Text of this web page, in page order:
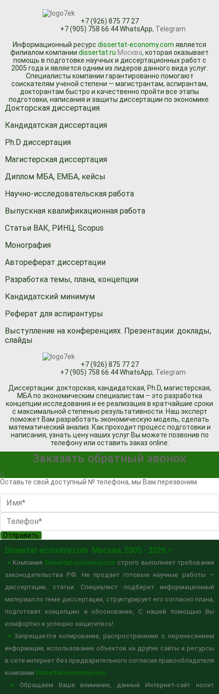
+7 (926) 875 77 27
+7 (905) 758 66 44 WhatsApp, Telegram
Информационный ресурc dissertat-economy.com является
филиалом компании dissertat.ru Москва, которая оказывает
помощь в подготовке научных и диссертационных работ с
2005 года и является одним из лидеров данного вида услуг.
Специалисты компании гарантированно помогают
соискателям ученой степени — магистрантам, аспирантам,
докторантам быстро и качественно пройти все этапы
подготовки, написания и защиты диссертации по экономике.
Докторская диссертация
Кандидатская диссертация
Ph.D диссертация
Магистерская диссертация
Диплом МБА, ЕМБА, кейсы
Научно-исследовательская работа
Выпускная квалификационная работа
Статьи ВАК, РИНЦ, Scopus
Монография
Автореферат диссертации
Разработка темы, плана, концепции
Кандидатский минимум
Реферат для аспирантуры
Выступление на конференциях. Презентации: доклады,
слайды
+7 (926) 875 77 27
+7 (905) 758 66 44 WhatsApp, Telegram
Диссертации: докторская, кандидатская, Ph.D, магистерская,
МБА по экономическим специалистам – это разработка
концепции исследования и ее реализация в кратчайшие сроки
с максимальной степенью результативности. Наш эксперт
поможет Вам разработать экономическую модель, сделать
математический анализ. Как проходит процесс подготовки и
написания, узнать цену наших услуг Вы можете позвонив по
телефону или оставить заказ online.
Заказать обратный звонок
Оставьте свой доступный № телефона, мы Вам перезвоним
Отправить
Dissertat-economy.com Москва, 2005 - 2026 г
>Компания Dissertat-economy.com строго выполняет требования
законодательства РФ. Не продает готовые научные работы —
диссертации, статьи. Специалист подберет информационный
материал по теме диссертации, структурирует его согласно плана,
подготовит концепцию и обоснование, С нашей помощью Вы
комфортно и успешно защититесь!
>Запрещается копирование, распространение с перенесением
информации, использование объектов на другие сайты и ресурсы
в сети интернет без предварительного согласия правообладателя
компании Dissertat-economy.com
>Обращаем Ваше внимание, данный Интернет-сайт носит